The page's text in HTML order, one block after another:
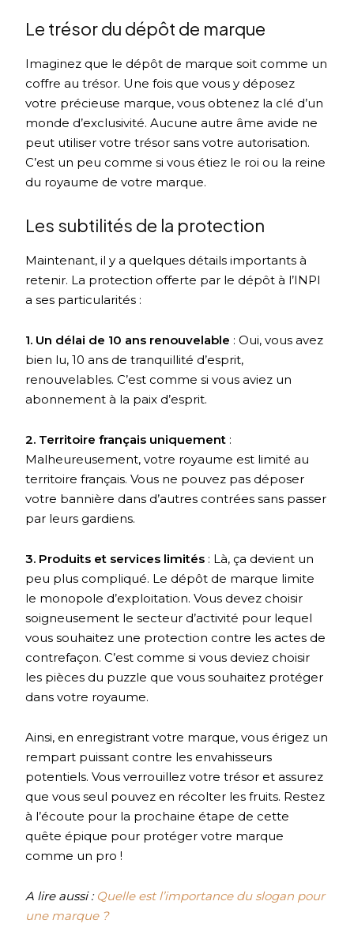
Le trésor du dépôt de marque
Imaginez que le dépôt de marque soit comme un
coffre au trésor. Une fois que vous y déposez
votre précieuse marque, vous obtenez la clé d’un
monde d’exclusivité. Aucune autre âme avide ne
peut utiliser votre trésor sans votre autorisation.
C’est un peu comme si vous étiez le roi ou la reine
du royaume de votre marque.
Les subtilités de la protection
Maintenant, il y a quelques détails importants à
retenir. La protection offerte par le dépôt à l’INPI
a ses particularités :
1. Un délai de 10 ans renouvelable : Oui, vous avez
bien lu, 10 ans de tranquillité d’esprit,
renouvelables. C’est comme si vous aviez un
abonnement à la paix d’esprit.
2. Territoire français uniquement :
Malheureusement, votre royaume est limité au
territoire français. Vous ne pouvez pas déposer
votre bannière dans d’autres contrées sans passer
par leurs gardiens.
3. Produits et services limités : Là, ça devient un
peu plus compliqué. Le dépôt de marque limite
le monopole d’exploitation. Vous devez choisir
soigneusement le secteur d’activité pour lequel
vous souhaitez une protection contre les actes de
contrefaçon. C’est comme si vous deviez choisir
les pièces du puzzle que vous souhaitez protéger
dans votre royaume.
Ainsi, en enregistrant votre marque, vous érigez un
rempart puissant contre les envahisseurs
potentiels. Vous verrouillez votre trésor et assurez
que vous seul pouvez en récolter les fruits. Restez
à l’écoute pour la prochaine étape de cette
quête épique pour protéger votre marque
comme un pro !
A lire aussi : Quelle est l’importance du slogan pour
une marque ?